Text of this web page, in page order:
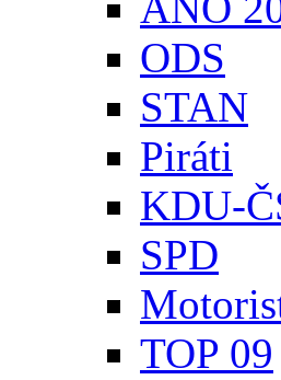
ODS
STAN
Piráti
KDU-
SPD
TOP 09